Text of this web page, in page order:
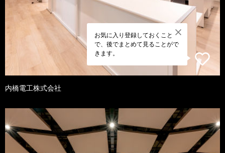
お気に入り登録しておくこと
で、後でまとめて見ることがで
きます。
内橋電工株式会社